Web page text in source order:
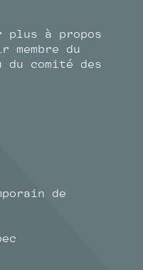
plus à propos
membre du
du comité des
de